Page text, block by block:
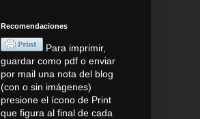
Recomendaciones
Para imprimir,
guardar como pdf o enviar
por mail una nota del blog
(con o sin imágenes)
presione el ícono de Print
que figura al final de cada